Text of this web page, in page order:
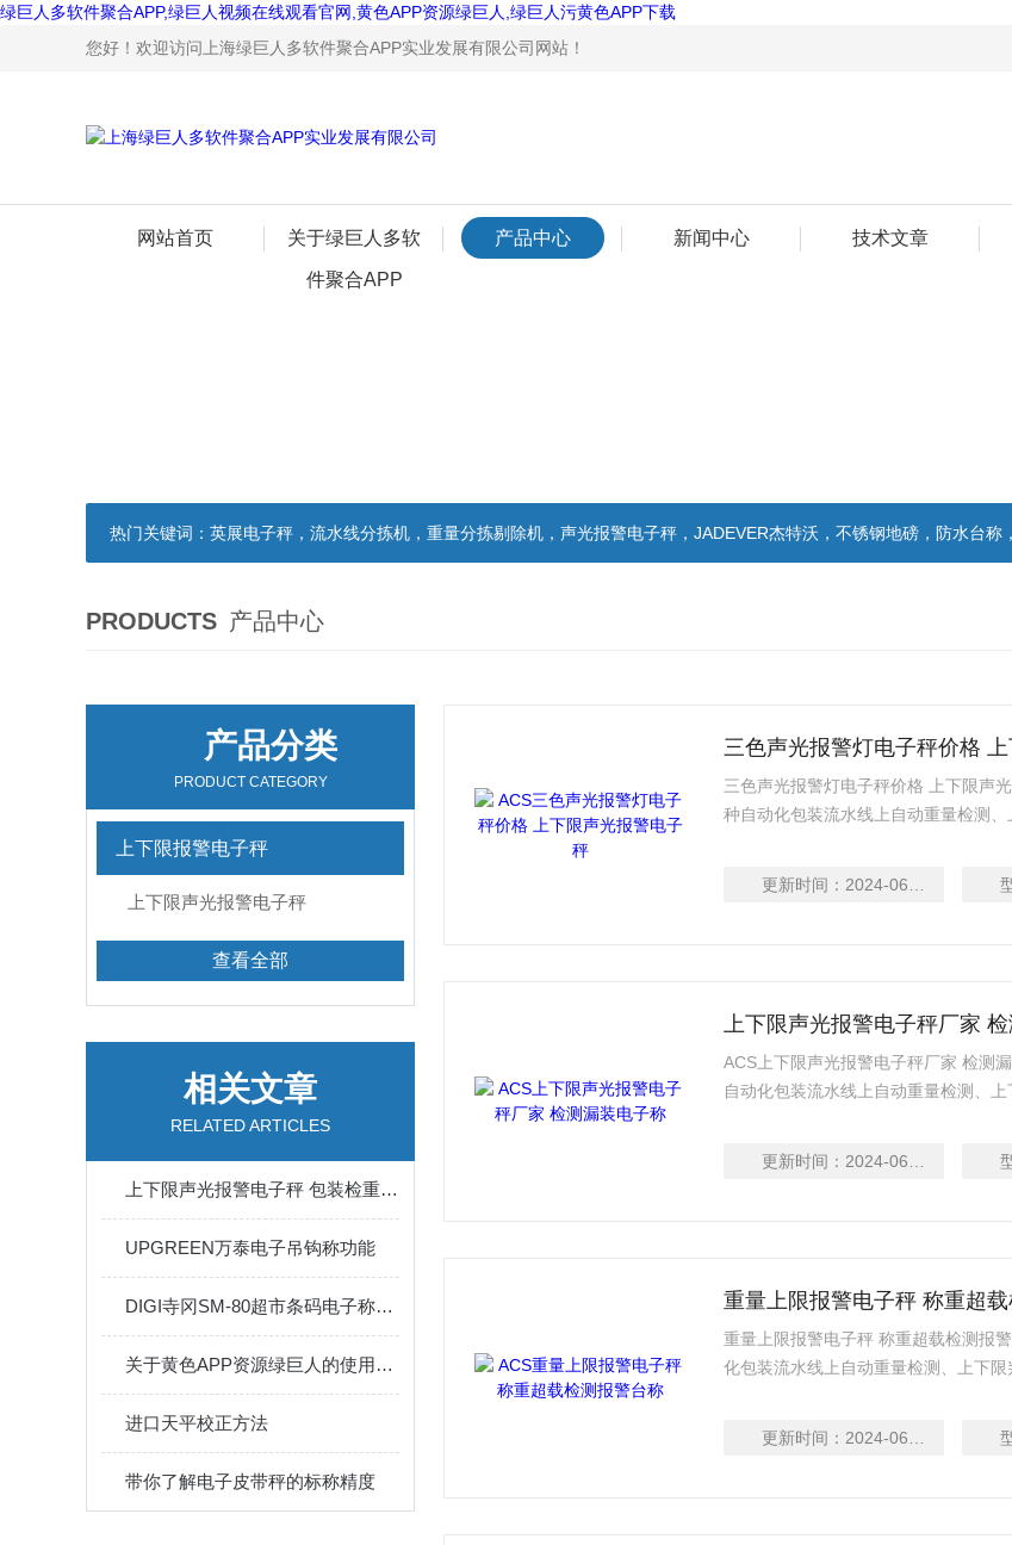
绿巨人多软件聚合APP,绿巨人视频在线观看官网,黄色APP资源绿巨人,绿巨人污黄色APP下载
您好！欢迎访问上海绿巨人多软件聚合APP实业发展有限公司网站！
网站首页 关于绿巨人多软
件聚合APP
产品中心 新闻中心 技术文章
热门关键词： 英展电子秤，流水线分拣机，重量分拣剔除机，声光报警电子秤，JADEVER杰特沃，不锈钢地磅，防水台称，美国双杰天平，报
PRODUCTS 产品中心
产品分类
PRODUCT CATEGORY
上下限报警电子秤
上下限声光报警电子秤
查看全部
相关文章
RELATED ARTICLES
上下限声光报警电子秤 包装检重分选秤
UPGREEN万泰电子吊钩称功能
DIGI寺冈SM-80超市条码电子称介绍
关于黄色APP资源绿巨人的使用注意事项你知道么
进口天平校正方法
带你了解电子皮带秤的标称精度
三色声光报警灯电子秤价格
三色声光报警灯电子秤价格 上下限声光
种自动化包装流水线上自动重量检测
更新时间： 2024-06-13
上下限声光报警电子秤厂家
ACS上下限声光报警电子秤厂家 检测
自动化包装流水线上自动重量检测、
更新时间： 2024-06-13
重量上限报警电子秤 称重超
重量上限报警电子秤 称重超载检测报警
化包装流水线上自动重量检测、上下限
更新时间： 2024-06-13